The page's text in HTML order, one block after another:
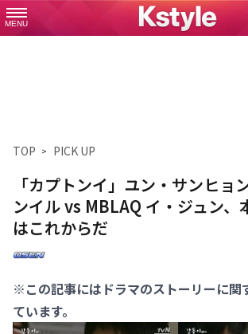
MENU
TOP PICK UP
「カプトンイ」ユン・サンヒョ
ンイル vs MBLAQ イ・ジュン、
はこれからだ
※この記事にはドラマのストーリーに関
ています。